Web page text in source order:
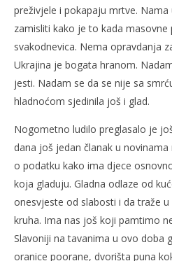
preživjele i pokapaju mrtve.
zamisliti kako je to kada masovne
svakodnevica. Nema opravdanja
Ukrajina je bogata hranom.
jesti. Nadam se da se nije sa
hladnoćom sjedinila još i glad.
Nogometno ludilo preglasalo je
dana još jedan članak u
o podatku kako ima djece
koja gladuju. Gladna odlaze od
onesvjeste od slabosti i da traže
kruha. Ima nas još koji pamtimo
Slavoniji na tavanima u ovo doba
oranice poorane, dvorišta puna